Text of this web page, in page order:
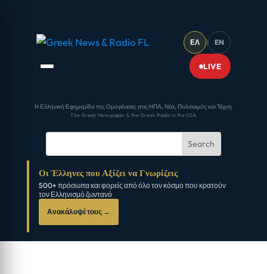
ΕΛ | EN
LIVE
Η Ελληνική Εφημερίδα της Ομογένειας στις ΗΠΑ, Νέα, Πολιτισμός και Τέχνη
The Greek Newspaper & the Greek Radio in the USA
Οι Έλληνες που Αξίζει να Γνωρίζεις
500+ πρόσωπα και φορείς από όλο τον κόσμο που κρατούν
τον Ελληνισμό ζωντανό
Ανακάλυψέ τους →